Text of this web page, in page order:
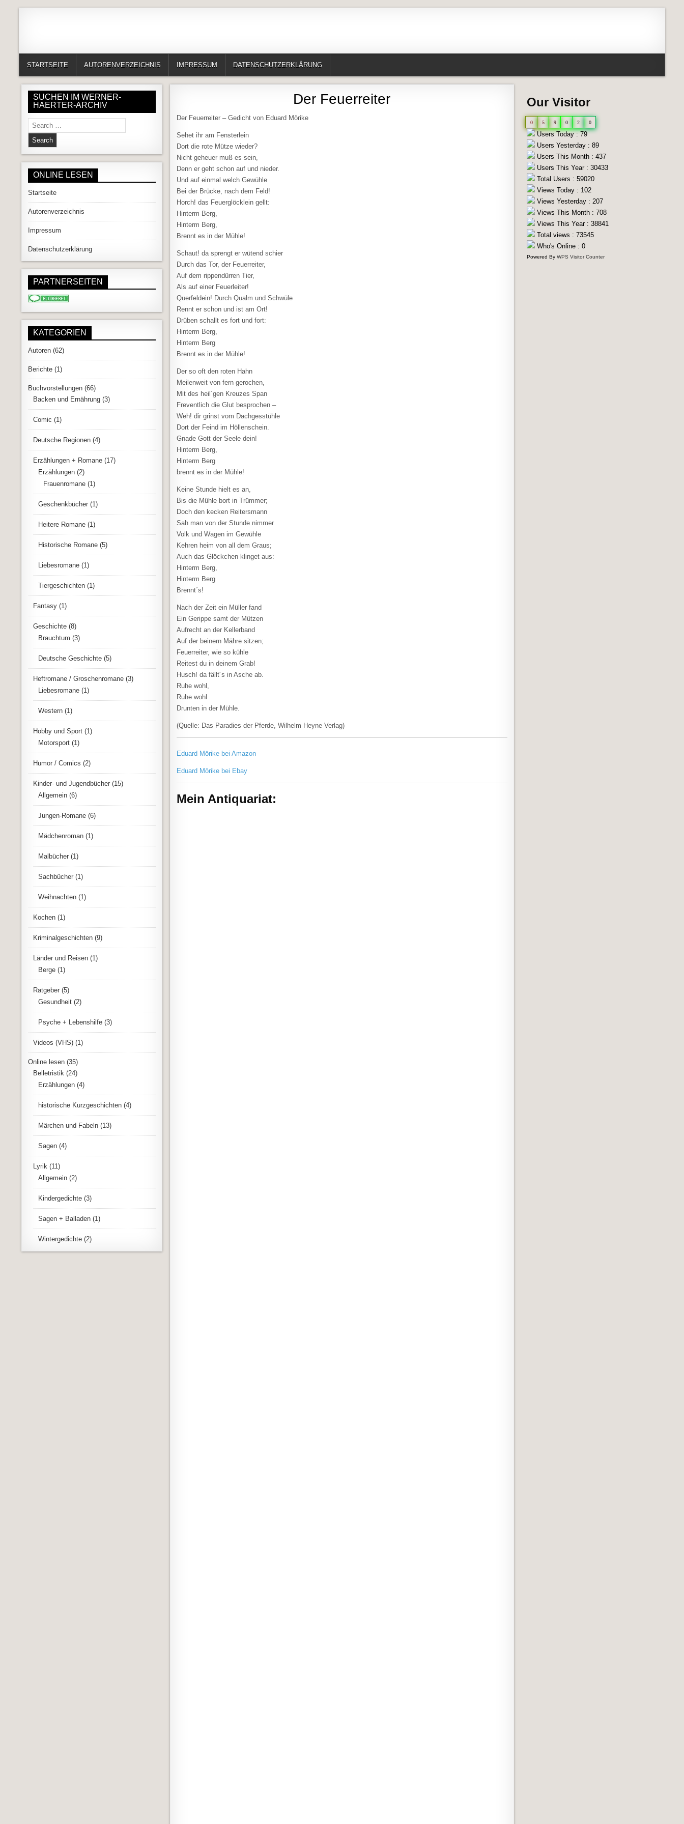
STARTSEITE AUTORENVERZEICHNIS IMPRESSUM DATENSCHUTZERKLÄRUNG
Der Feuerreiter
Der Feuerreiter – Gedicht von Eduard Mörike
Sehet ihr am Fensterlein
Dort die rote Mütze wieder?
Nicht geheuer muß es sein,
Denn er geht schon auf und nieder.
Und auf einmal welch Gewühle
Bei der Brücke, nach dem Feld!
Horch! das Feuerglöcklein gellt:
Hinterm Berg,
Hinterm Berg,
Brennt es in der Mühle!
Schaut! da sprengt er wütend schier
Durch das Tor, der Feuerreiter,
Auf dem rippendürren Tier,
Als auf einer Feuerleiter!
Querfeldein! Durch Qualm und Schwüle
Rennt er schon und ist am Ort!
Drüben schallt es fort und fort:
Hinterm Berg,
Hinterm Berg
Brennt es in der Mühle!
Der so oft den roten Hahn
Meilenweit von fern gerochen,
Mit des heil´gen Kreuzes Span
Freventlich die Glut besprochen –
Weh! dir grinst vom Dachgesstühle
Dort der Feind im Höllenschein.
Gnade Gott der Seele dein!
Hinterm Berg,
Hinterm Berg
brennt es in der Mühle!
Keine Stunde hielt es an,
Bis die Mühle bort in Trümmer;
Doch den kecken Reitersmann
Sah man von der Stunde nimmer
Volk und Wagen im Gewühle
Kehren heim von all dem Graus;
Auch das Glöckchen klinget aus:
Hinterm Berg,
Hinterm Berg
Brennt´s!
Nach der Zeit ein Müller fand
Ein Gerippe samt der Mützen
Aufrecht an der Kellerband
Auf der beinern Mähre sitzen;
Feuerreiter, wie so kühle
Reitest du in deinem Grab!
Husch! da fällt´s in Asche ab.
Ruhe wohl,
Ruhe wohl
Drunten in der Mühle.
(Quelle: Das Paradies der Pferde, Wilhelm Heyne Verlag)
Eduard Mörike bei Amazon
Eduard Mörike bei Ebay
Mein Antiquariat:
SUCHEN IM WERNER-
HAERTER-ARCHIV
Search for:
ONLINE LESEN
Startseite
Autorenverzeichnis
Impressum
Datenschutzerklärung
PARTNERSEITEN
KATEGORIEN
Autoren (62)
Berichte (1)
Buchvorstellungen (66)
Backen und Ernährung (3)
Comic (1)
Deutsche Regionen (4)
Erzählungen + Romane (17)
Erzählungen (2)
Frauenromane (1)
Geschenkbücher (1)
Heitere Romane (1)
Historische Romane (5)
Liebesromane (1)
Tiergeschichten (1)
Fantasy (1)
Geschichte (8)
Brauchtum (3)
Deutsche Geschichte (5)
Heftromane / Groschenromane (3)
Liebesromane (1)
Western (1)
Hobby und Sport (1)
Motorsport (1)
Humor / Comics (2)
Kinder- und Jugendbücher (15)
Allgemein (6)
Jungen-Romane (6)
Mädchenroman (1)
Malbücher (1)
Sachbücher (1)
Weihnachten (1)
Kochen (1)
Kriminalgeschichten (9)
Länder und Reisen (1)
Berge (1)
Ratgeber (5)
Gesundheit (2)
Psyche + Lebenshilfe (3)
Videos (VHS) (1)
Online lesen (35)
Belletristik (24)
Erzählungen (4)
historische Kurzgeschichten (4)
Märchen und Fabeln (13)
Sagen (4)
Lyrik (11)
Allgemein (2)
Kindergedichte (3)
Sagen + Balladen (1)
Wintergedichte (2)
Our Visitor
0 5 9 0 2 0
Users Today : 79
Users Yesterday : 89
Users This Month : 437
Users This Year : 30433
Total Users : 59020
Views Today : 102
Views Yesterday : 207
Views This Month : 708
Views This Year : 38841
Total views : 73545
Who's Online : 0
Powered By WPS Visitor Counter